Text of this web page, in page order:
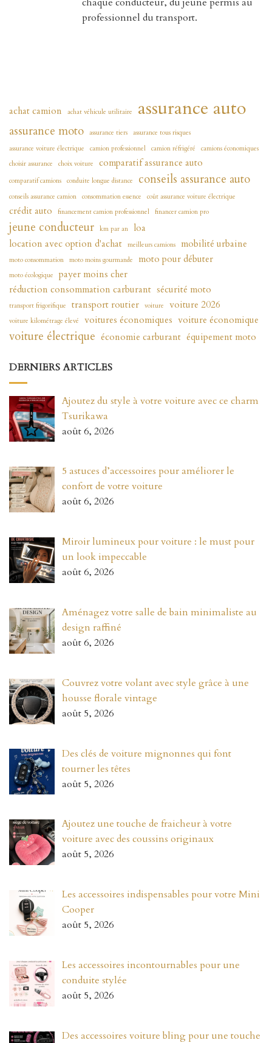
professionnel du transport.
achat camion achat véhicule utilitaire assurance auto
assurance moto assurance tiers assurance tous risques
assurance voiture électrique
camion professionnel camion réfrigéré
camions économiques
choisir assurance
choix voiture comparatif assurance auto
comparatif camions conduite longue distance conseils assurance auto
conseils assurance camion consommation essence coût assurance voiture électrique
crédit auto financement camion professionnel financer camion pro
jeune conducteur km par an
loa
location avec option d'achat meilleurs camions mobilité urbaine
moto consommation moto moins gourmande moto pour débuter
moto écologique
payer moins cher
réduction consommation carburant sécurité moto
transport frigorifique transport routier voiture voiture 2026
voiture kilométrage élevé voitures économiques voiture économique
voiture électrique économie carburant équipement moto
DERNIERS ARTICLES
Ajoutez du style à votre voiture avec ce charm
Tsurikawa
août 6, 2026
5 astuces d’accessoires pour améliorer le
confort de votre voiture
août 6, 2026
Miroir lumineux pour voiture : le must pour
un look impeccable
août 6, 2026
Aménagez votre salle de bain minimaliste au
design raffiné
août 6, 2026
Couvrez votre volant avec style grâce à une
housse florale vintage
août 5, 2026
Des clés de voiture mignonnes qui font
tourner les têtes
août 5, 2026
Ajoutez une touche de fraicheur à votre
voiture avec des coussins originaux
août 5, 2026
Les accessoires indispensables pour votre Mini
Cooper
août 5, 2026
Les accessoires incontournables pour une
conduite stylée
août 5, 2026
Des accessoires voiture bling pour une touche